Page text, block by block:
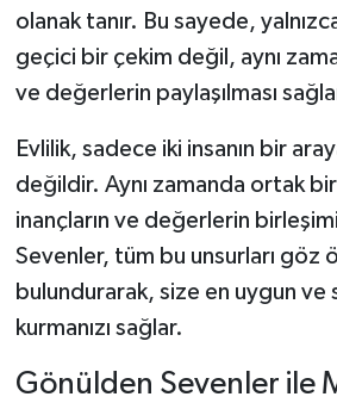
olanak tanır. Bu sayede,
geçici bir çekim değil, aynı
ve değerlerin paylaşılması
Evlilik, sadece iki insanın bir
değildir. Aynı zamanda ortak bir
inançların ve değerlerin
Sevenler, tüm bu unsurları göz
bulundurarak, size en uygun ve
kurmanızı sağlar.
Gönülden Sevenler ile